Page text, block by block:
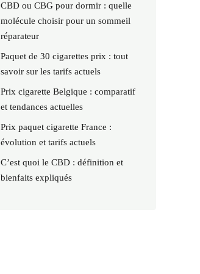
CBD ou CBG pour dormir : quelle
molécule choisir pour un sommeil
réparateur
Paquet de 30 cigarettes prix : tout
savoir sur les tarifs actuels
Prix cigarette Belgique : comparatif
et tendances actuelles
Prix paquet cigarette France :
évolution et tarifs actuels
C’est quoi le CBD : définition et
bienfaits expliqués